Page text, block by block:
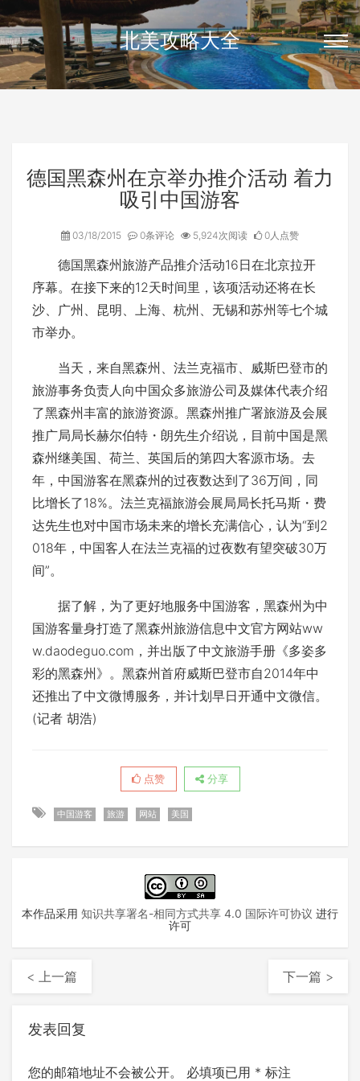
北美攻略大全
德国黑森州在京举办推介活动 着力
吸引中国游客
03/18/2015 0条评论 5,924次阅读 0人点赞
德国黑森州旅游产品推介活动16日在北京拉开
序幕。在接下来的12天时间里，该项活动还将在长
沙、广州、昆明、上海、杭州、无锡和苏州等七个城
市举办。
当天，来自黑森州、法兰克福市、威斯巴登市的
旅游事务负责人向中国众多旅游公司及媒体代表介绍
了黑森州丰富的旅游资源。黑森州推广署旅游及会展
推广局局长赫尔伯特・朗先生介绍说，目前中国是黑
森州继美国、荷兰、英国后的第四大客源市场。去
年，中国游客在黑森州的过夜数达到了36万间，同
比增长了18%。法兰克福旅游会展局局长托马斯・费
达先生也对中国市场未来的增长充满信心，认为“到2
018年，中国客人在法兰克福的过夜数有望突破30万
间”。
据了解，为了更好地服务中国游客，黑森州为中
国游客量身打造了黑森州旅游信息中文官方网站ww
w.daodeguo.com，并出版了中文旅游手册《多姿多
彩的黑森州》。黑森州首府威斯巴登市自2014年中
还推出了中文微博服务，并计划早日开通中文微信。
(记者 胡浩)
点赞 分享
中国游客 旅游 网站 美国
本作品采用 知识共享署名-相同方式共享 4.0 国际许可协议 进行
许可
< 上一篇 下一篇 >
发表回复
您的邮箱地址不会被公开。 必填项已用 * 标注